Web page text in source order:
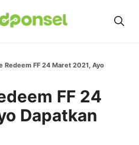
Redeem FF 24 Maret 2021, Ayo
FF 24
Dapatkan